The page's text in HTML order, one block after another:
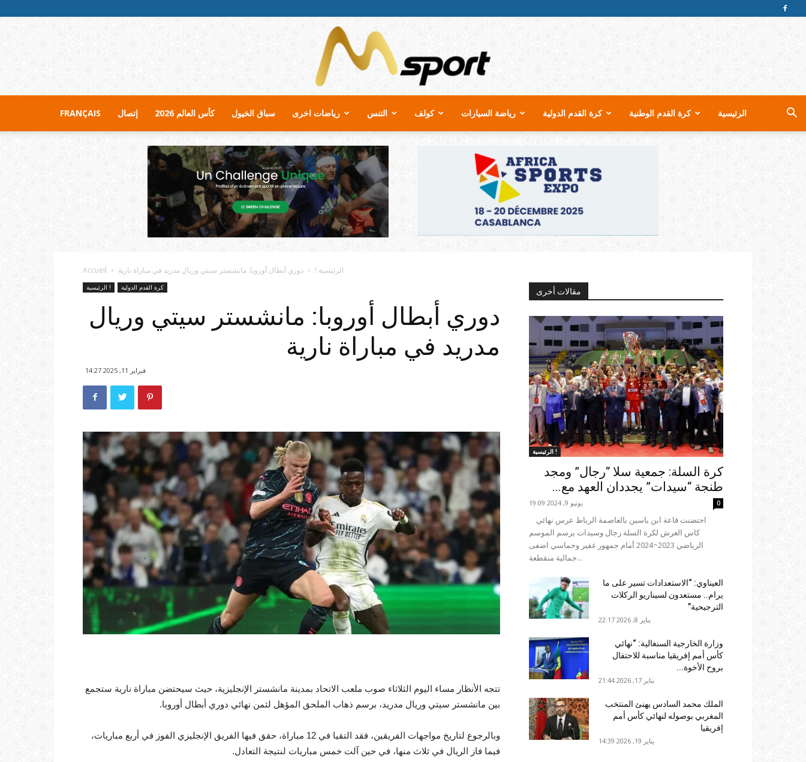
MSport.ma
FRANÇAIS إتصال كأس العالم 2026 سباق الخيول رياضات اخرى التنس كولف رياضة السيارات كرة القدم الدولية كرة القدم الوطنية الرئيسية
Accueil الرئيسية ! دوري أبطال أوروبا: مانشستر سيتي وريال مدريد في مباراة نارية
الرئيسية ! كرة القدم الدولية
دوري أبطال أوروبا: مانشستر سيتي وريال
مدريد في مباراة نارية
فبراير 11, 2025 14:27
تتجه الأنظار مساء اليوم الثلاثاء صوب ملعب الاتحاد بمدينة مانشستر الإنجليزية، حيث سيحتضن مباراة نارية ستجمع
بين مانشستر سيتي وريال مدريد، برسم ذهاب الملحق المؤهل لثمن نهائي دوري أبطال أوروبا.
وبالرجوع لتاريخ مواجهات الفريقين، فقد التقيا في 12 مباراة، حقق فيها الفريق الإنجليزي الفوز في أربع مباريات،
فيما فاز الريال في ثلاث منها، في حين آلت خمس مباريات لنتيجة التعادل.
مقالات أخرى
الرئيسية !
كرة السلة: جمعية سلا “رجال” ومجد
طنجة “سيدات” يجددان العهد مع...
يونيو 9, 2024 19:09 0
كاس العرش لكرة السلة رجال وسيدات برسم الموسم
الرياضي 2023~2024 أمام جمهور غفير وحماسي اضفى
جمالية منقطعة...
العيناوي: “الاستعدادات تسير على ما
يرام.. مستعدون لسيناريو الركلات
الترجيحية”
يناير 8, 2026 22:17
وزارة الخارجية السنغالية: “نهائي
كأس أمم إفريقيا مناسبة للاحتفال
بروح الأخوة...
يناير 17, 2026 21:44
الملك محمد السادس يهنئ المنتخب
المغربي بوصوله لنهائي كأس أمم
إفريقيا
يناير 19, 2026 14:39